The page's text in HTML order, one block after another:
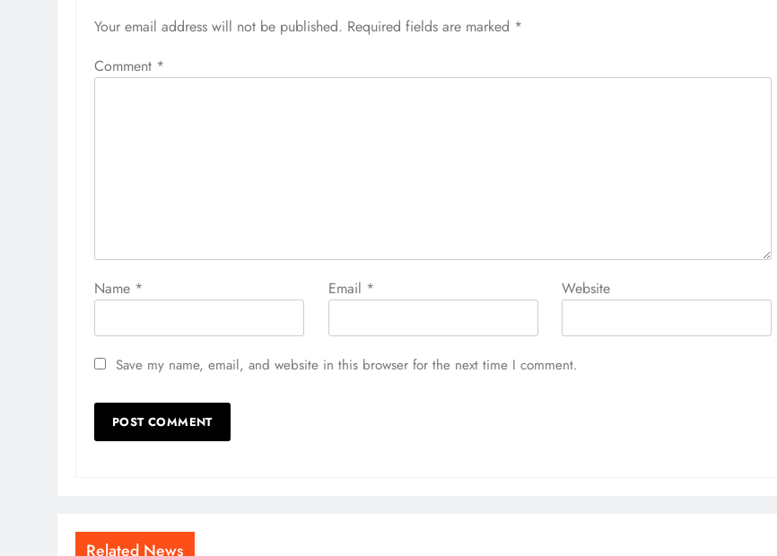
Your email address will not be published. Required fields are marked *
Comment *
Name * Email * Website
Save my name, email, and website in this browser for the next time I comment.
Related News